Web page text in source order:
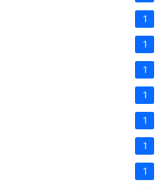
1
1
1
1
1
1
1